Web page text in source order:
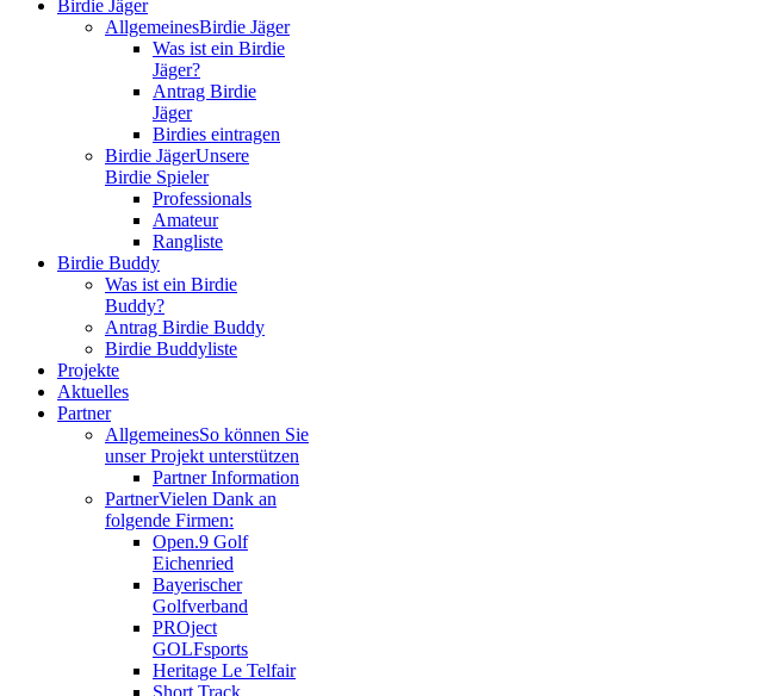
Birdie Jäger
AllgemeinesBirdie Jäger
Was ist ein Birdie
Jäger?
Antrag Birdie
Jäger
Birdies eintragen
Birdie JägerUnsere
Birdie Spieler
Professionals
Amateur
Rangliste
Birdie Buddy
Was ist ein Birdie
Buddy?
Antrag Birdie Buddy
Birdie Buddyliste
Projekte
Aktuelles
Partner
AllgemeinesSo können Sie
unser Projekt unterstützen
Partner Information
PartnerVielen Dank an
folgende Firmen:
Open.9 Golf
Eichenried
Bayerischer
Golfverband
PROject
GOLFsports
Heritage Le Telfair